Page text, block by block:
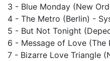
3 - Blue Monday (New
4 - The Metro (Berlin) -
5 - But Not Tonight
6 - Message of Love (The
7 - Bizarre Love Triangle